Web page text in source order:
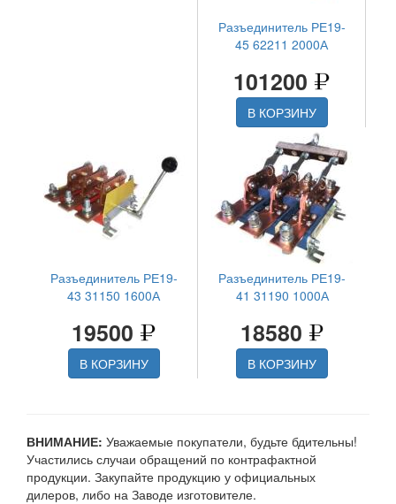
Разъединитель РЕ19-
45 62211 2000А
101200
В КОРЗИНУ
Разъединитель РЕ19-
43 31150 1600А
19500
В КОРЗИНУ
Разъединитель РЕ19-
41 31190 1000А
18580
В КОРЗИНУ
ВНИМАНИЕ: Уважаемые покупатели, будьте бдительны!
Участились случаи обращений по контрафактной
продукции. Закупайте продукцию у официальных
дилеров, либо на Заводе изготовителе.